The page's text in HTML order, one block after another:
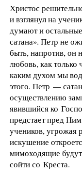
Христос
и взглянул на
думают и
сатана». Петр не
быть, напротив, он
любовь, как
каким духом мы
этого. Петр —
осуществлению
явившийся ко
предстает пред
учеников, угрожая
искушение
мимоходящие
сойти со Креста.